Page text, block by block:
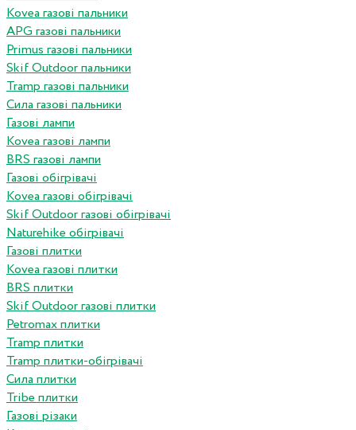
Kovea газові пальники
APG газові пальники
Primus газові пальники
Skif Outdoor пальники
Tramp газові пальники
Сила газові пальники
Газові лампи
Kovea газові лампи
BRS газові лампи
Газові обігрівачі
Kovea газові обігрівачі
Skif Outdoor газові обігрівачі
Naturehike обігрівачі
Газові плитки
Kovea газові плитки
BRS плитки
Skif Outdoor газові плитки
Petromax плитки
Tramp плитки
Tramp плитки-обігрівачі
Сила плитки
Tribe плитки
Газові різаки